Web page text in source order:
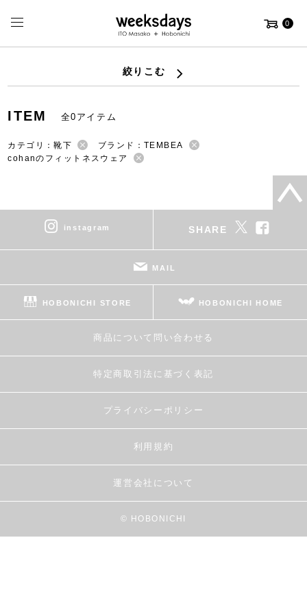
0
絞りこむ
ITEM 全0アイテム
カテゴリ：靴下
ブランド：TEMBEA
cohanのフィットネスウェア
instagram SHARE
MAIL
HOBONICHI STORE HOBONICHI HOME
商品について問い合わせる
特定商取引法に基づく表記
プライバシーポリシー
利用規約
運営会社について
© HOBONICHI